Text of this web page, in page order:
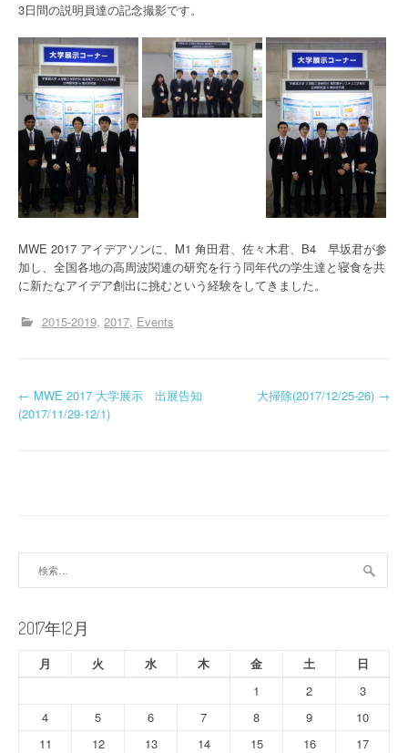
3日間の説明員達の記念撮影です。
MWE 2017 アイデアソンに、M1 角田君、佐々木君、B4 早坂君が参
加し、全国各地の高周波関連の研究を行う同年代の学生達と寝食を共
に新たなアイデア創出に挑むという経験をしてきました。
2015-2019 2017 Events
投
ー
シ
ョ
ン
← MWE 2017 大学展示 出展告知
(2017/11/29-12/1)
大掃除(2017/12/25-26) →
2017年12月
月 火 水 木 金 土
日
1
2
3
4
5 6 7 8 9
10
11
12 13 14 15 16
17